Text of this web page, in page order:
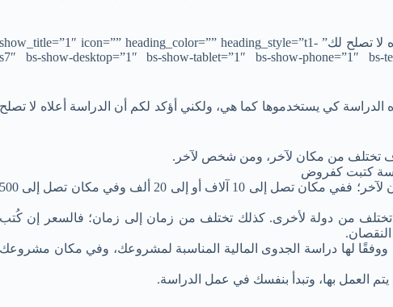
[/bs-text][bs-text title=”دراسة الجدوى هذه لا تصلح لك” show_title=”1″ icon=”” heading_color=”” heading_style=”t1-
s7″ bs-show-desktop=”1″ bs-show-tablet=”1″ bs-show-phone=”1″ bs-
كي يستخدموها كما هي، ولكني أؤكد لكم أن الدراسة أعلاه لا تصلح
تختلف من مكان لآخر، ومن شخص لآخر.
كتبت كفروض
أسعار إيجار الشقق تختلف من مكان لآخر؛ ففي مكان تصل إلى 10 آلاف أو إلى 20 ألف وفي مكان تصل إلى 500
تختلف من دولة لأخرى. كذلك تختلف من زمان إلى زمان؛ فالسعر إن كُتب
النقصان.
ووفقًا لها دراسة الجدوى المالية المناسبة لمشروعك، وفي مكان مشروعك
العمل بها، وتبدأ بنفسك في عمل الدراسة.